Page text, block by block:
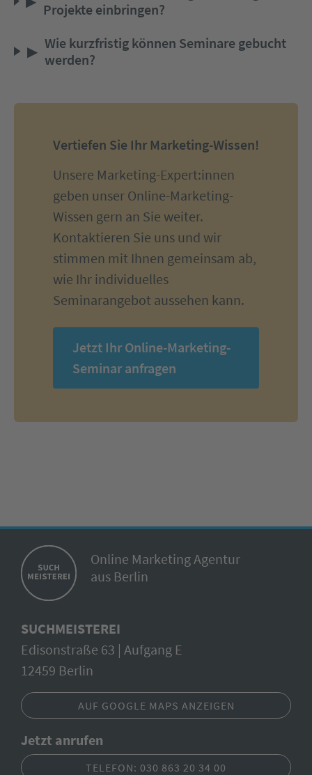
Projekte einbringen?
▶ Wie kurzfristig können Seminare gebucht
werden?
Vertiefen Sie Ihr Marketing-Wissen!
Unsere Marketing-Expert:innen
geben unser Online-Marketing-
Wissen gern an Sie weiter.
Kontaktieren Sie uns und wir
stimmen mit Ihnen gemeinsam ab,
wie Ihr individuelles
Seminarangebot aussehen kann.
Jetzt Ihr Online-Marketing-
Seminar anfragen
Online Marketing Agentur
aus Berlin
SUCHMEISTEREI
Edisonstraße 63 | Aufgang E
12459 Berlin
AUF GOOGLE MAPS ANZEIGEN
Jetzt anrufen
TELEFON: 030 863 20 34 00